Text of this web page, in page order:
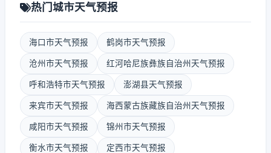
热门城市天气预报
海口市天气预报 鹤岗市天气预报
沧州市天气预报 红河哈尼族彝族自治州天气预报
呼和浩特市天气预报 澎湖县天气预报
来宾市天气预报 海西蒙古族藏族自治州天气预报
咸阳市天气预报 锦州市天气预报
衡水市天气预报 定西市天气预报